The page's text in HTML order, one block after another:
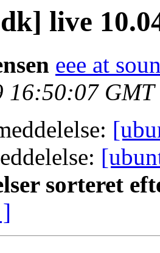
live
eee at
16:50:07 GMT
sorteret